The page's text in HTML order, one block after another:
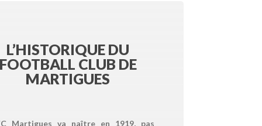
L’HISTORIQUE DU
CLUB DE
MARTIGUES
Martigues va naître en 1919, pas